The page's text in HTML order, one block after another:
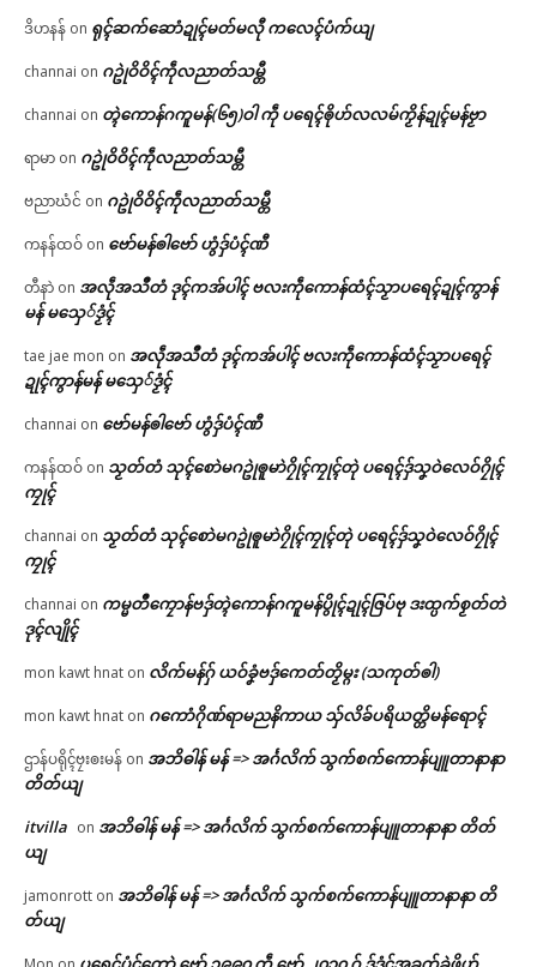
ဒိဟနန် on ရုၚ်ဆက်ဆောံဍုၚ်မတ်မလီု ကလေၚ်ပံက်ယျ
channai on ဂဥုဲဝိဝိၚ်ကဵုလညာတ်သမ္တီ
channai on တ္ၚဲကောန်ဂကူမန်(၆၅)ဝါ ကဵု ပရေၚ်ၜိုဟ်လလမ်ကၟိန်ဍုၚ်မန်ဗၟာ
ရာမာ on ဂဥုဲဝိဝိၚ်ကဵုလညာတ်သမ္တီ
ဗညာဃံင် on ဂဥုဲဝိဝိၚ်ကဵုလညာတ်သမ္တီ
ကနန်ထဝ် on ဗော်မန်ၜါဗော် ဟွံဒှ်ပံၚ်ဏီ
တီနာဲ on အလဵုအသဳတံ ဒုၚ်ကအ်ပါၚ် ဗလးကဵုကောန်ထံၚ်သၟာပရေၚ်ဍုၚ်ကွာန်
မန် မသှေ်ဒၟံၚ်
tae jae mon on အလဵုအသဳတံ ဒုၚ်ကအ်ပါၚ် ဗလးကဵုကောန်ထံၚ်သၟာပရေၚ်
ဍုၚ်ကွာန်မန် မသှေ်ဒၟံၚ်
channai on ဗော်မန်ၜါဗော် ဟွံဒှ်ပံၚ်ဏီ
ကနန်ထဝ် on သၟတ်တံ သုၚ်စောဲမဂဥုဲၜူမာဲဂၠိုၚ်ကၠုၚ်တုဲ ပရေၚ်ဒှ်သၞဝဲလေဝ်ဂၠိုၚ်
ကၠုၚ်
channai on သၟတ်တံ သုၚ်စောဲမဂဥုဲၜူမာဲဂၠိုၚ်ကၠုၚ်တုဲ ပရေၚ်ဒှ်သၞဝဲလေဝ်ဂၠိုၚ်
ကၠုၚ်
channai on ကမ္မတဳကၠောန်ဗဒှ်တ္ၚဲကောန်ဂကူမန်ပွိုၚ်ဍုၚ်ဇြပ်ဗု ဒးထ္ပက်စၟတ်တဲ
ဒုၚ်လျိုၚ်
mon kawt hnat on လိက်မန်ဂှ် ယဝ်ခၞံဗဒှ်ကေတ်တၟိမ္ဂး (သကုတ်ၜါ)
mon kawt hnat on ဂကောံဂိုဏ်ရာမညနိကာယ သှ်လိခ်ပရိယတ္တိမန်ရောၚ်
ဌာန်ပရိုၚ်ဗၠးၜးမန် on အဘိဓါန် မန် => အၚ်္ဂလိက် သွက်စက်ကောန်ပျူတာနာနာ
တိတ်ယျ
itvilla on အဘိဓါန် မန် => အၚ်္ဂလိက် သွက်စက်ကောန်ပျူတာနာနာ တိတ်
ယျ
jamonrott on အဘိဓါန် မန် => အၚ်္ဂလိက် သွက်စက်ကောန်ပျူတာနာနာ တိ
တ်ယျ